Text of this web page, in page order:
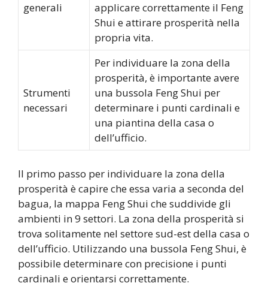
generali
applicare correttamente il Feng
Shui e attirare prosperità nella
propria vita.
Strumenti
necessari
Per individuare la zona della
prosperità, è importante avere
una bussola Feng Shui per
determinare i punti cardinali e
una piantina della casa o
dell’ufficio.
Il primo passo per individuare la zona della
prosperità è capire che essa varia a seconda del
bagua, la mappa Feng Shui che suddivide gli
ambienti in 9 settori. La zona della prosperità si
trova solitamente nel settore sud-est della casa o
dell’ufficio. Utilizzando una bussola Feng Shui, è
possibile determinare con precisione i punti
cardinali e orientarsi correttamente.